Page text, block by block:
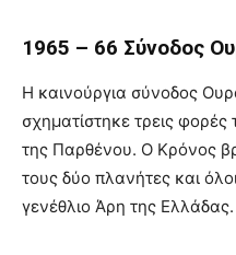
1965 – 66 Σύνοδος
Η καινούργια σύνοδος
σχηματίστηκε τρεις φορές
της Παρθένου. Ο Κρόνος
τους δύο πλανήτες και
γενέθλιο Άρη της Ελλάδας.